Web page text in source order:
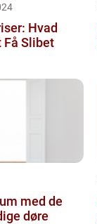
Hvad
Få Slibet
med de
døre